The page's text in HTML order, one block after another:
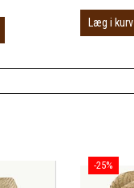
Læg i kurv
-25%